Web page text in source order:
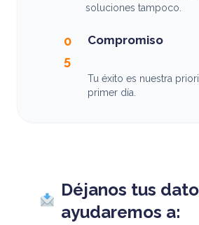
soluciones tampoco.
0
5
Compromiso
Tu éxito es nuestra
primer día.
Déjanos tus
ayudaremos a: